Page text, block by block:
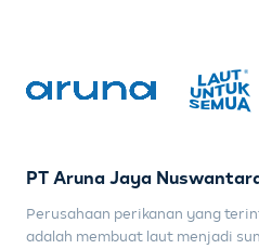
PT Aruna Jaya
Perusahaan perikanan yang
adalah membuat laut menjadi